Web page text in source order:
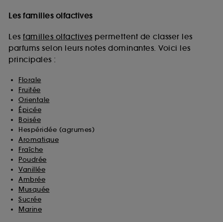
Les familles olfactives
Les familles olfactives permettent de classer les
parfums selon leurs notes dominantes. Voici les
principales :
Florale
Fruitée
Orientale
Épicée
Boisée
Hespéridée (agrumes)
Aromatique
Fraîche
Poudrée
Vanillée
Ambrée
Musquée
Sucrée
Marine
collectées ou générées lors de votre activité en ligne
sur "continuer sans accepter". Voous pouvez à tout
moment choisir de retirer votrte consentement. Si vous
souhaitez obtenir plus d'information sur les cookies
utilisés, cliquez